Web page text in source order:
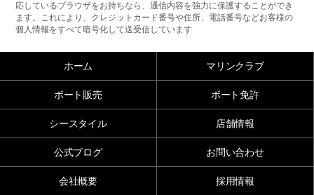
応しているブラウザをお持ちなら、通信内容を強力に保護することができ
ます。これにより、クレジットカード番号や住所、電話番号などお客様の
個人情報をすべて暗号化して送受信しています
ホーム マリンクラブ
ボート販売 ボート免許
シースタイル 店舗情報
公式ブログ お問い合わせ
会社概要 採用情報